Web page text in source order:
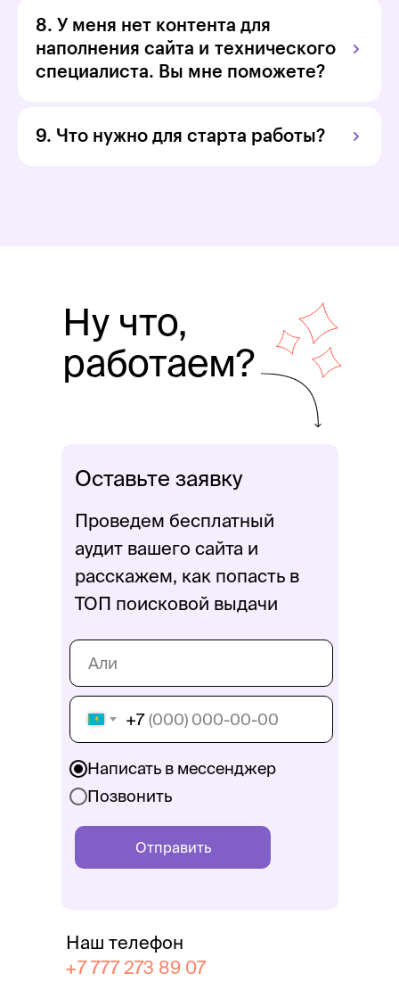
8. У меня нет контента для
наполнения сайта и технического
специалиста. Вы мне поможете?
9. Что нужно для старта работы?
+7 777 273 89 07
Наш телефон
Ну что,
работаем?
Оставьте заявку
Проведем бесплатный
аудит вашего сайта и
расскажем, как попасть в
ТОП поисковой выдачи
+7
Написать в мессенджер
Позвонить
Отправить